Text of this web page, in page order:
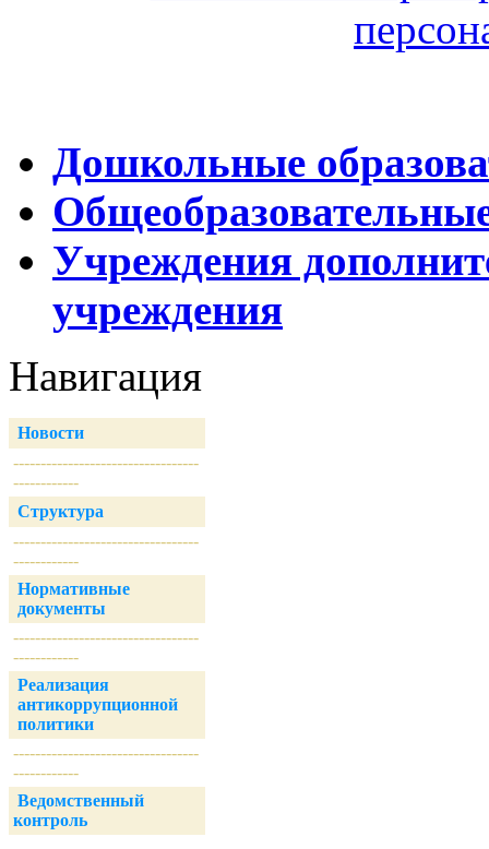
Дошкольные
Учреждения
учреждения
Навигация
Новости
----------------------------------
------------
Структура
----------------------------------
------------
Нормативные
документы
----------------------------------
------------
Реализация
антикоррупционной
политики
----------------------------------
------------
Ведомственный
контроль